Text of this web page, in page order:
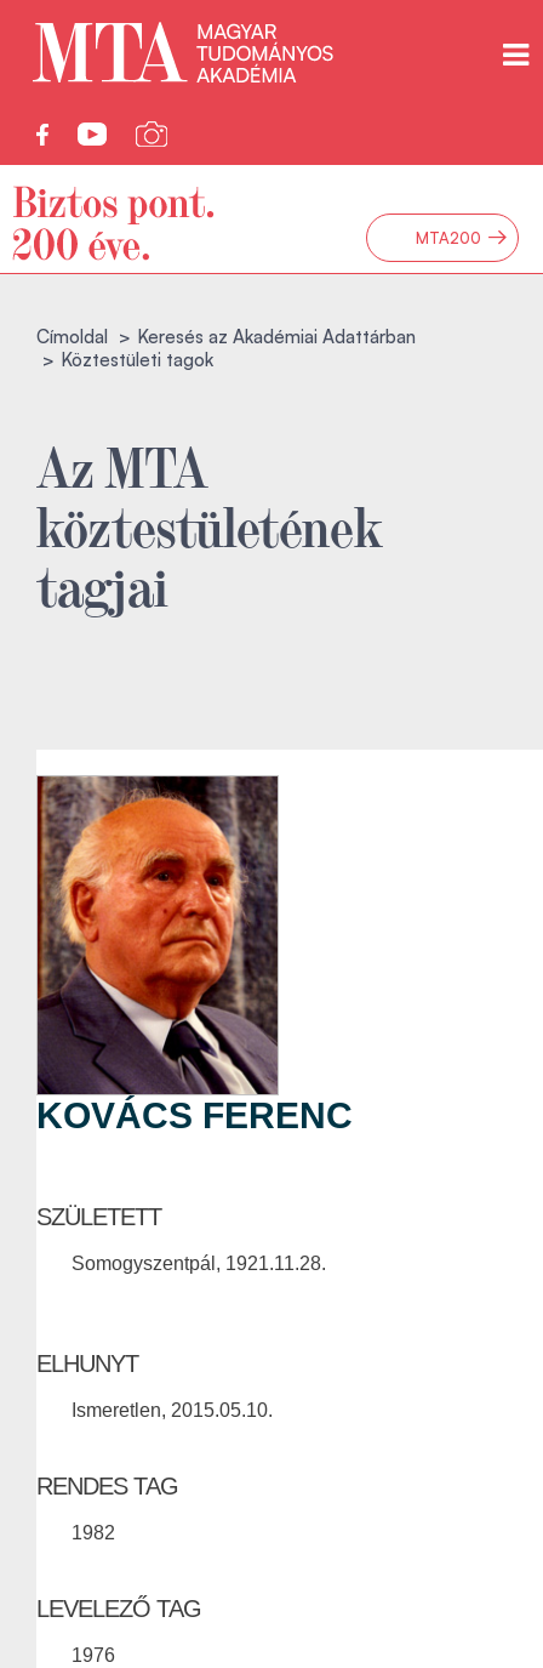
MTA200 →
Címoldal
Keresés az Akadémiai Adattárban
Köztestületi tagok
Az MTA
köztestületének
tagjai
KOVÁCS FERENC
SZÜLETETT
Somogyszentpál, 1921.11.28.
ELHUNYT
Ismeretlen, 2015.05.10.
RENDES TAG
1982
LEVELEZŐ TAG
1976